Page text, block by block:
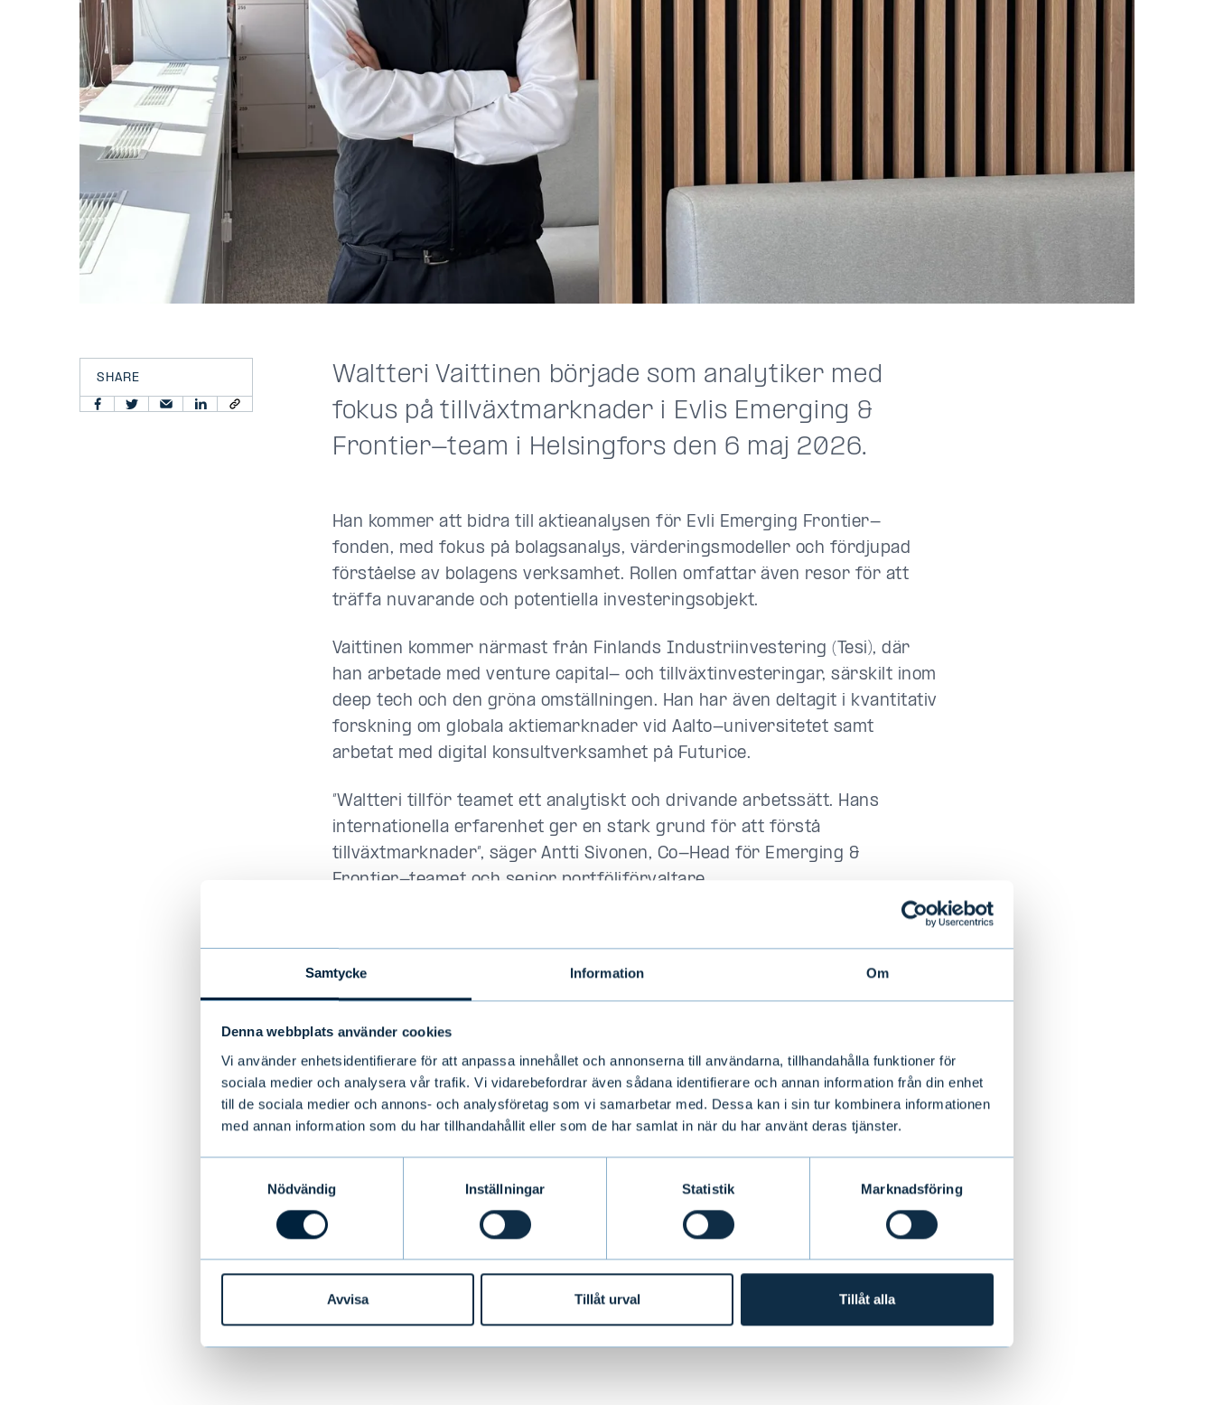
Samtycke Information Om
Denna webbplats använder cookies
Vi använder enhetsidentifierare för att anpassa innehållet och annonserna till användarna, tillhandahålla funktioner för
sociala medier och analysera vår trafik. Vi vidarebefordrar även sådana identifierare och annan information från din enhet
till de sociala medier och annons- och analysföretag som vi samarbetar med. Dessa kan i sin tur kombinera informationen
med annan information som du har tillhandahållit eller som de har samlat in när du har använt deras tjänster.
Nödvändig
Inställningar Statistik Marknadsföring
Avvisa Tillåt urval Tillåt alla
SHARE
Waltteri Vaittinen började som analytiker med
fokus på tillväxtmarknader i Evlis Emerging &
Frontier-team i Helsingfors den 6 maj 2026.
Han kommer att bidra till aktieanalysen för Evli Emerging Frontier-
fonden, med fokus på bolagsanalys, värderingsmodeller och fördjupad
förståelse av bolagens verksamhet. Rollen omfattar även resor för att
träffa nuvarande och potentiella investeringsobjekt.
Vaittinen kommer närmast från Finlands Industriinvestering (Tesi), där
han arbetade med venture capital- och tillväxtinvesteringar, särskilt inom
deep tech och den gröna omställningen. Han har även deltagit i kvantitativ
forskning om globala aktiemarknader vid Aalto-universitetet samt
arbetat med digital konsultverksamhet på Futurice.
”Waltteri tillför teamet ett analytiskt och drivande arbetssätt. Hans
internationella erfarenhet ger en stark grund för att förstå
tillväxtmarknader”, säger Antti Sivonen, Co-Head för Emerging &
Frontier-teamet och senior portföljförvaltare.
Enligt Vaittinen erbjuder Evlis entreprenöriella kultur och starka ställning
inom kapitalförvaltning goda möjligheter till professionell utveckling.
Utnämningen stöder Evlis mål att ytterligare stärka kompetensen inom
tillväxt- och frontiermarknader. Teamet kommer att fortsätta växa, med
experter i både Finland och Sverige.
Mer information:
Antti Sivonen, Co-Head och senior portföljförvaltare, Emerging & Frontier,
tfn +358 40 757 9772,antti.sivonen@evli.com